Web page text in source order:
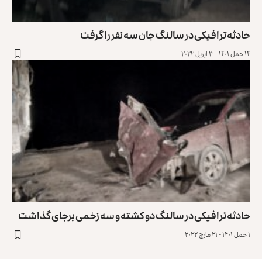
حادثه ترافیکی در سالنگ جان سه نفر را گرفت
۱۴ حمل ۱۴۰۱ - ۳ اپریل ۲۰۲۲
حادثه ترافیکی در سالنگ دو کشته و سه زخمی برجای گذاشت
۱ حمل ۱۴۰۱ - ۲۱ مارچ ۲۰۲۲